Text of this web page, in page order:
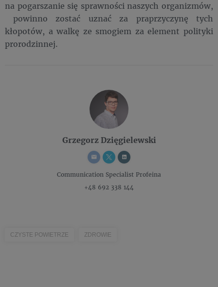
na pogarszanie się sprawności naszych organizmów,
powinno zostać uznać za praprzyczynę tych
kłopotów, a walkę ze smogiem za element polityki
prorodzinnej.
Grzegorz Dzięgielewski
Communication Specialist Profeina
+48 692 338 144
CZYSTE POWIETRZE ZDROWIE